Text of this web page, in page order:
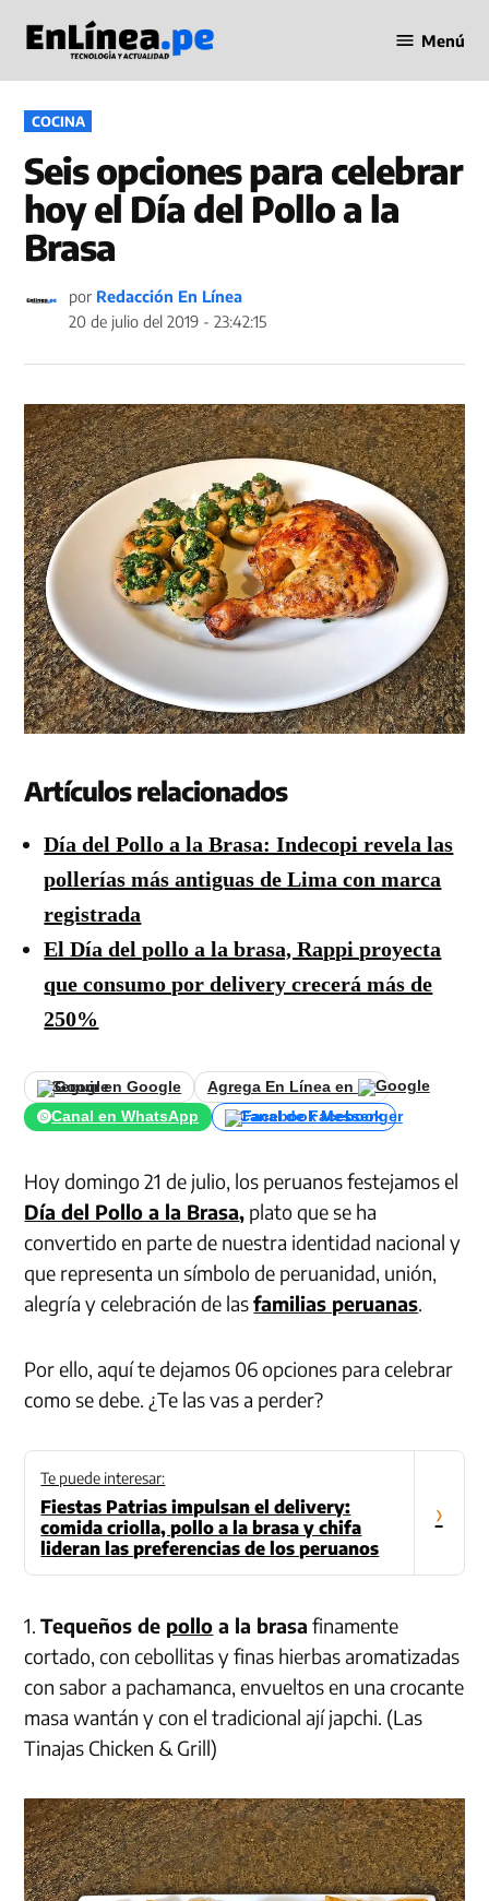
contenido
en Línea
Menú
PUBLICADO
EN
COCINA
Seis opciones para celebrar
hoy el Día del Pollo a la
Brasa
por Redacción En Línea
20 de julio del 2019 - 23:42:15
Artículos relacionados
Día del Pollo a la Brasa: Indecopi revela las
pollerías más antiguas de Lima con marca
registrada
El Día del pollo a la brasa, Rappi proyecta
que consumo por delivery crecerá más de
250%
Seguir en Google
Agrega En Línea en
Canal en WhatsApp
Canal de Facebook
Hoy domingo 21 de julio, los peruanos festejamos el
Día del Pollo a la Brasa, plato que se ha
convertido en parte de nuestra identidad nacional y
que representa un símbolo de peruanidad, unión,
alegría y celebración de lasfamilias peruanas.
Por ello, aquí te dejamos 06 opciones para celebrar
como se debe. ¿Te las vas a perder?
Te puede interesar:
Fiestas Patrias impulsan el delivery:
comida criolla, pollo a la brasa y chifa
lideran las preferencias de los peruanos
›
1.Tequeños de pollo a la brasa finamente
cortado, con cebollitas y finas hierbas aromatizadas
con sabor a pachamanca, envueltos en una crocante
masa wantán y con el tradicional ají japchi. (Las
Tinajas Chicken & Grill)